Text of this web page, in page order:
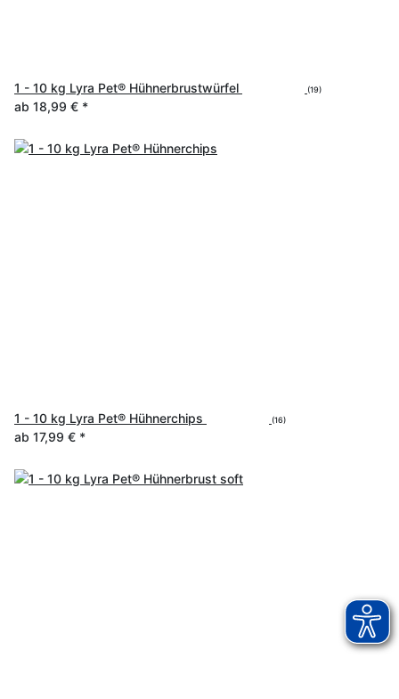
1 - 10 kg Lyra Pet® Hühnerbrustwürfel (19)
ab 18,99 € *
1 - 10 kg Lyra Pet® Hühnerchips (16)
ab 17,99 € *